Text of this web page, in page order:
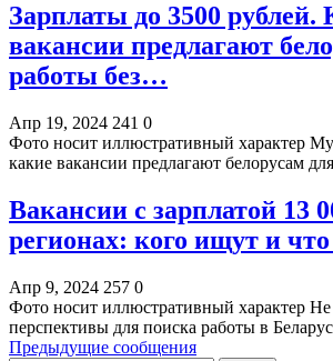
Зарплаты до 3500 рублей.
вакансии предлагают
работы без…
Апр 19, 2024 241 0
Фото носит иллюстративный характер
какие вакансии предлагают белорусам
Вакансии с зарплатой 13
регионах: кого ищут и
Апр 9, 2024 257 0
Фото носит иллюстративный характер Не
перспективы для поиска работы в
Предыдущие сообщения